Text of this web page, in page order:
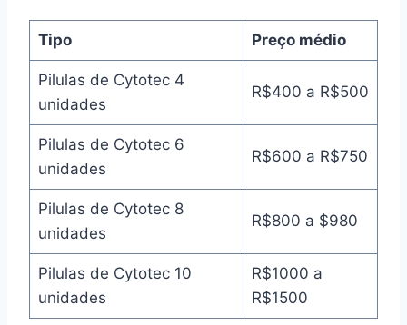
Tipo Preço médio
Pilulas de Cytotec 4
unidades
R$400 a R$500
Pilulas de Cytotec 6
unidades
R$600 a R$750
Pilulas de Cytotec 8
unidades
R$800 a $980
Pilulas de Cytotec 10
unidades
R$1000 a
R$1500